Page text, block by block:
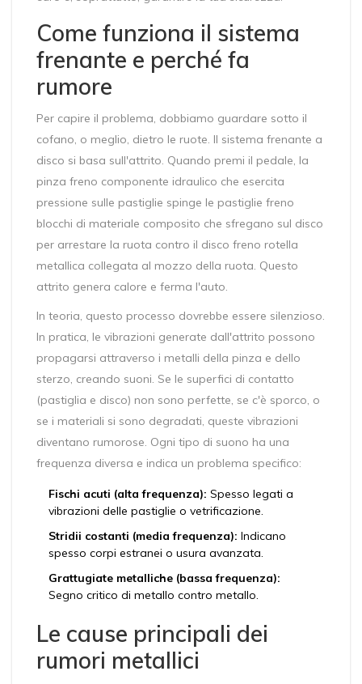
Come funziona il sistema
frenante e perché fa
rumore
Per capire il problema, dobbiamo guardare sotto il
cofano, o meglio, dietro le ruote. Il sistema frenante a
disco si basa sull'attrito. Quando premi il pedale, la
pinza freno componente idraulico che esercita
pressione sulle pastiglie spinge le pastiglie freno
blocchi di materiale composito che sfregano sul disco
per arrestare la ruota contro il disco freno rotella
metallica collegata al mozzo della ruota. Questo
attrito genera calore e ferma l'auto.
In teoria, questo processo dovrebbe essere silenzioso.
In pratica, le vibrazioni generate dall'attrito possono
propagarsi attraverso i metalli della pinza e dello
sterzo, creando suoni. Se le superfici di contatto
(pastiglia e disco) non sono perfette, se c'è sporco, o
se i materiali si sono degradati, queste vibrazioni
diventano rumorose. Ogni tipo di suono ha una
frequenza diversa e indica un problema specifico:
Fischi acuti (alta frequenza): Spesso legati a
vibrazioni delle pastiglie o vetrificazione.
Stridii costanti (media frequenza): Indicano
spesso corpi estranei o usura avanzata.
Grattugiate metalliche (bassa frequenza):
Segno critico di metallo contro metallo.
Le cause principali dei
rumori metallici